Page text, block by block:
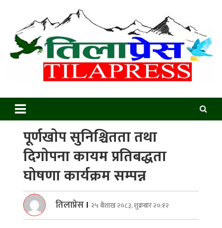
content
Tilapress
पूर्णखाेप सुनिश्चितता तथा
दिगाेपना कायम प्रतिबद्धता
घोषणा कार्यक्रम सम्पन्न
तिलाप्रेस । २५ बैशाख २०८३, शुक्रबार २०:१२